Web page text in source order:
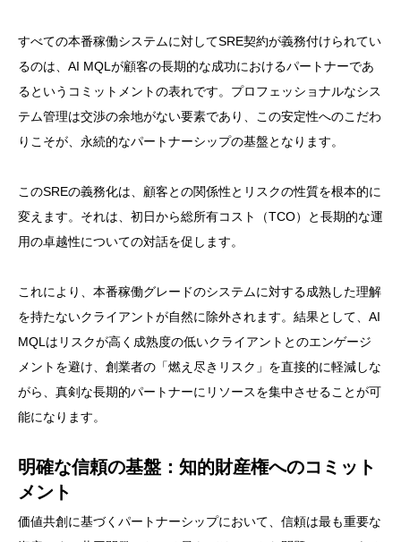
すべての本番稼働システムに対してSRE契約が義務付けられてい
るのは、AI MQLが顧客の長期的な成功におけるパートナーであ
るというコミットメントの表れです。プロフェッショナルなシス
テム管理は交渉の余地がない要素であり、この安定性へのこだわ
りこそが、永続的なパートナーシップの基盤となります。
このSREの義務化は、顧客との関係性とリスクの性質を根本的に
変えます。それは、初日から総所有コスト（TCO）と長期的な運
用の卓越性についての対話を促します。
これにより、本番稼働グレードのシステムに対する成熟した理解
を持たないクライアントが自然に除外されます。結果として、AI
MQLはリスクが高く成熟度の低いクライアントとのエンゲージ
メントを避け、創業者の「燃え尽きリスク」を直接的に軽減しな
がら、真剣な長期的パートナーにリソースを集中させることが可
能になります。
明確な信頼の基盤：知的財産権へのコミット
メント
価値共創に基づくパートナーシップにおいて、信頼は最も重要な